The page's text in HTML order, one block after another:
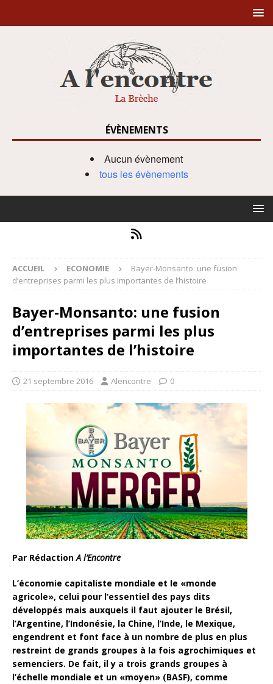
ÉVÈNEMENTS
Aucun évènement
tous les évènements
ACCUEIL ECONOMIE
Bayer-Monsanto: une fusion
d’entreprises parmi les plus importantes de l’histoire
Bayer-Monsanto: une fusion
d’entreprises parmi les plus
importantes de l’histoire
21 septembre 2016 Alencontre 0
Par RédactionA l’Encontre
L’économie capitaliste mondiale et le «monde
agricole», celui pour l’essentiel des pays dits
développés mais auxquels il faut ajouter le Brésil,
l’Argentine, l’Indonésie, la Chine, l’Inde, le Mexique,
engendrent et font face à un nombre de plus en plus
restreint de grands groupes à la fois agrochimiques et
semenciers. De fait, il y a trois grands groupes à
l’échelle mondiale et un «moyen» (BASF), comme